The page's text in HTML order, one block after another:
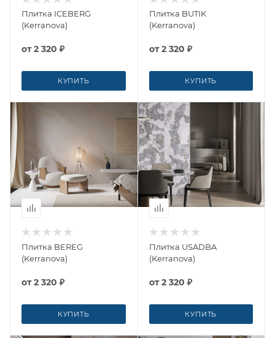
Плитка ICEBERG
(Kerranova)
от2 320 ₽
КУПИТЬ
Плитка BUTIK
(Kerranova)
от2 320 ₽
КУПИТЬ
Плитка BEREG
(Kerranova)
от2 320 ₽
КУПИТЬ
Плитка USADBA
(Kerranova)
от2 320 ₽
КУПИТЬ